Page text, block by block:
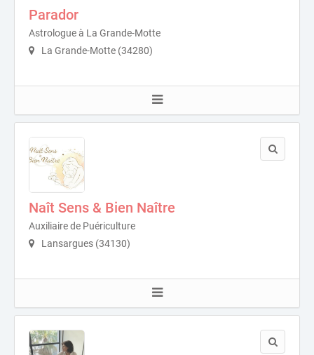
Parador
Astrologue à La Grande-Motte
La Grande-Motte (34280)
Naît Sens & Bien Naître
Auxiliaire de Puériculture
Lansargues (34130)